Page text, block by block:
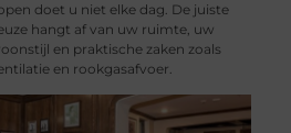
doet u niet elke dag. De juiste
hangt af van uw ruimte, uw
en praktische zaken zoals
en rookgasafvoer.